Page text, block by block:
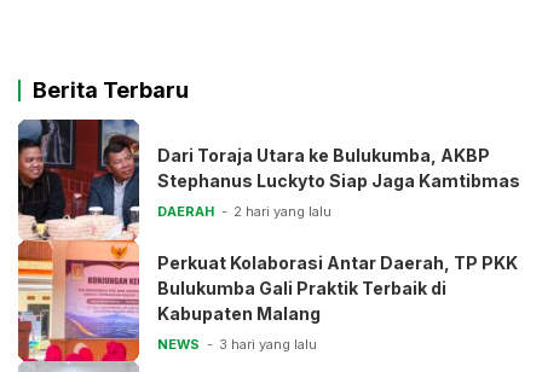
Berita Terbaru
Dari Toraja Utara ke Bulukumba, AKBP
Stephanus Luckyto Siap Jaga Kamtibmas
DAERAH 2 hari yang lalu
Perkuat Kolaborasi Antar Daerah, TP PKK
Bulukumba Gali Praktik Terbaik di
Kabupaten Malang
NEWS 3 hari yang lalu